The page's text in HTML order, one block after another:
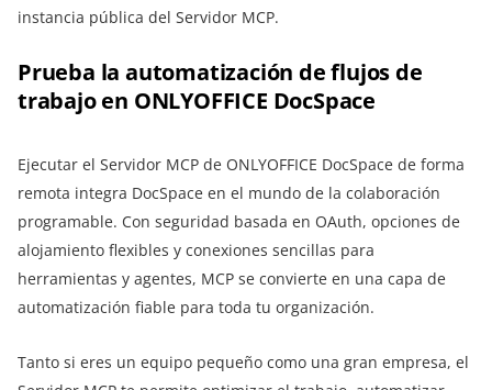
instancia pública del Servidor MCP.
Prueba la automatización de flujos de
trabajo en ONLYOFFICE DocSpace
Ejecutar el Servidor MCP de ONLYOFFICE DocSpace de forma
remota integra DocSpace en el mundo de la colaboración
programable. Con seguridad basada en OAuth, opciones de
alojamiento flexibles y conexiones sencillas para
herramientas y agentes, MCP se convierte en una capa de
automatización fiable para toda tu organización.
Tanto si eres un equipo pequeño como una gran empresa, el